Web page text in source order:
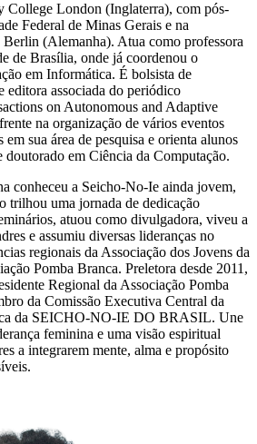
College London (Inglaterra), com pós-
Federal de Minas Gerais e na
(Alemanha). Atua como professora
de Brasília, onde já coordenou o
em Informática. É bolsista de
associada do periódico
on Autonomous and Adaptive
na organização de vários eventos
sua área de pesquisa e orienta alunos
doutorado em Ciência da Computação.
conheceu a Seicho-No-Ie ainda jovem,
trilhou uma jornada de dedicação
atuou como divulgadora, viveu a
e assumiu diversas lideranças no
regionais da Associação dos Jovens da
Pomba Branca. Preletora desde 2011,
Regional da Associação Pomba
da Comissão Executiva Central da
da SEICHO-NO-IE DO BRASIL. Une
feminina e uma visão espiritual
a integrarem mente, alma e propósito